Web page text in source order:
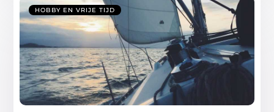
HOBBY EN VRIJE TIJD